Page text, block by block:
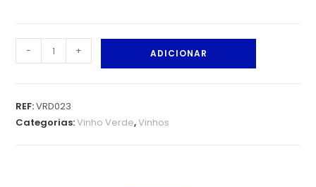
- + ADICIONAR
REF:VRD023
Categorias:Vinho Verde,Vinhos